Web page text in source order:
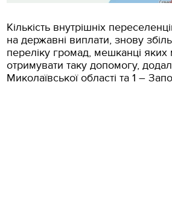
Кількість внутрішніх
на державні виплати, знову
переліку громад, мешканці яких
отримувати таку допомогу,
Миколаївської області та 1 –